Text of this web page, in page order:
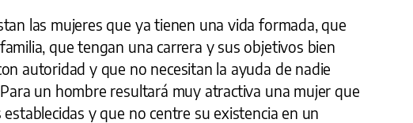
las mujeres que ya tienen una vida formada, que
que tengan una carrera y sus objetivos bien
autoridad y que no necesitan la ayuda de nadie
un hombre resultará muy atractiva una mujer que
y que no centre su existencia en un